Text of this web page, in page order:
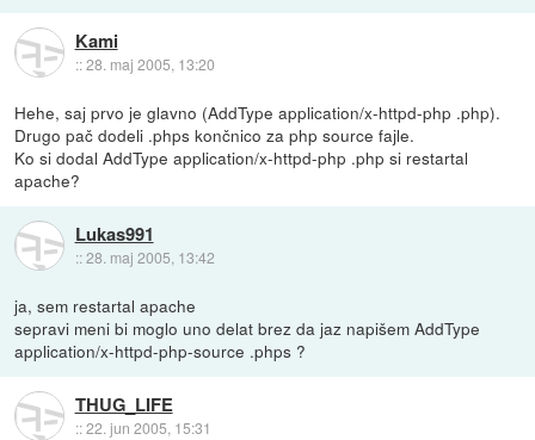
Kami
::28. maj 2005, 13:20
Hehe, saj prvo je glavno (AddType application/x-httpd-php .php).
Drugo pač dodeli .phps končnico za php source fajle.
Ko si dodal AddType application/x-httpd-php .php si restartal
apache?
Lukas991
::28. maj 2005, 13:42
ja, sem restartal apache
sepravi meni bi moglo uno delat brez da jaz napišem AddType
application/x-httpd-php-source .phps ?
THUG_LIFE
::22. jun 2005, 15:31